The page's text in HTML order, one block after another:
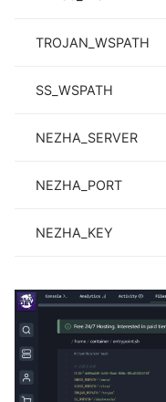
TROJAN_WSPATH
SS_WSPATH
NEZHA_SERVER
NEZHA_PORT
NEZHA_KEY